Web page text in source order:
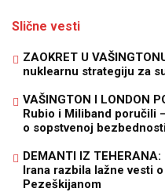
Slične vesti
ZAOKRET U
nuklearnu strategiju za
VAŠINGTON I LONDON
Rubio i Miliband poručili
o sopstvenoj
DEMANTI IZ
Irana razbila lažne vesti
Pezeškijanom